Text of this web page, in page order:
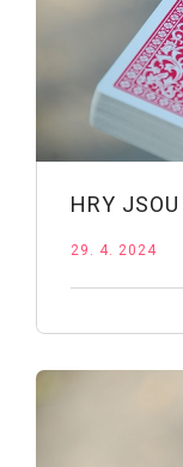
HRY
29. 4. 2024